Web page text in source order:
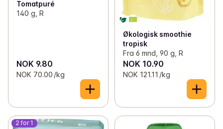
Tomatpuré
140 g, R
NOK 9.80
NOK 70.00 /kg
Økologisk smoothie
tropisk
Fra 6 mnd, 90 g, R
NOK 10.90
NOK 121.11 /kg
2 for 1